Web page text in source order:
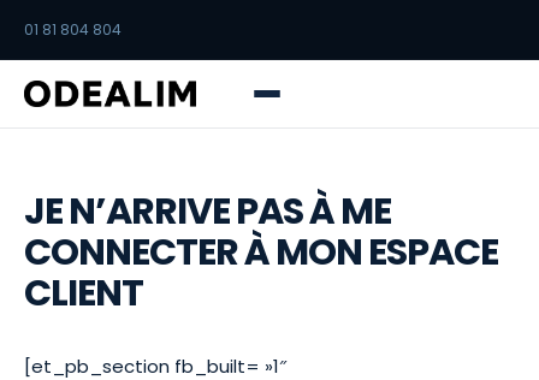
01 81 804 804
JE N’ARRIVE PAS À ME
CONNECTER À MON ESPACE
CLIENT
[et_pb_section fb_built= »1″